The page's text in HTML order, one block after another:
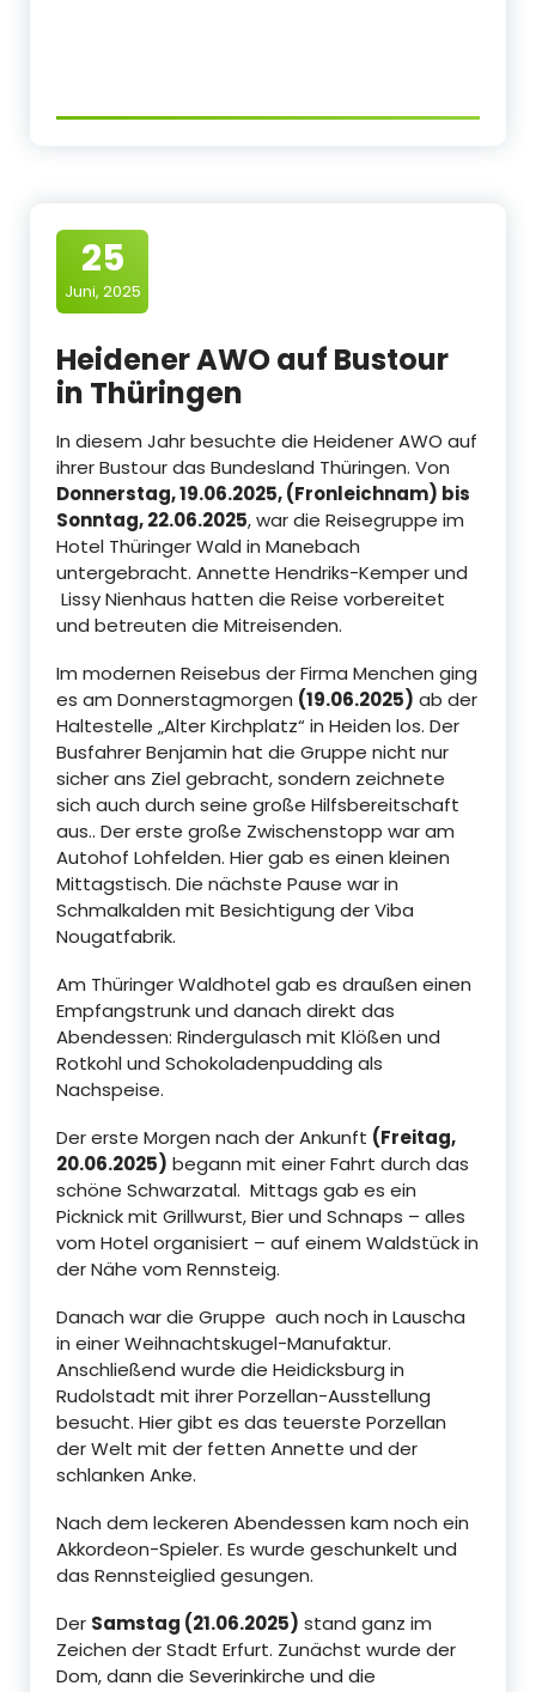
25
Juni, 2025
Heidener AWO auf Bustour
in Thüringen
In diesem Jahr besuchte die Heidener AWO auf
ihrer Bustour das Bundesland Thüringen. Von
Donnerstag, 19.06.2025, (Fronleichnam) bis
Sonntag, 22.06.2025, war die Reisegruppe im
Hotel Thüringer Wald in Manebach
untergebracht. Annette Hendriks-Kemper und
Lissy Nienhaus hatten die Reise vorbereitet
und betreuten die Mitreisenden.
Im modernen Reisebus der Firma Menchen ging
es am Donnerstagmorgen (19.06.2025) ab der
Haltestelle „Alter Kirchplatz“ in Heiden los. Der
Busfahrer Benjamin hat die Gruppe nicht nur
sicher ans Ziel gebracht, sondern zeichnete
sich auch durch seine große Hilfsbereitschaft
aus.. Der erste große Zwischenstopp war am
Autohof Lohfelden. Hier gab es einen kleinen
Mittagstisch. Die nächste Pause war in
Schmalkalden mit Besichtigung der Viba
Nougatfabrik.
Am Thüringer Waldhotel gab es draußen einen
Empfangstrunk und danach direkt das
Abendessen: Rindergulasch mit Klößen und
Rotkohl und Schokoladenpudding als
Nachspeise.
Der erste Morgen nach der Ankunft (Freitag,
20.06.2025) begann mit einer Fahrt durch das
schöne Schwarzatal. Mittags gab es ein
Picknick mit Grillwurst, Bier und Schnaps – alles
vom Hotel organisiert – auf einem Waldstück in
der Nähe vom Rennsteig.
Danach war die Gruppe auch noch in Lauscha
in einer Weihnachtskugel-Manufaktur.
Anschließend wurde die Heidicksburg in
Rudolstadt mit ihrer Porzellan-Ausstellung
besucht. Hier gibt es das teuerste Porzellan
der Welt mit der fetten Annette und der
schlanken Anke.
Nach dem leckeren Abendessen kam noch ein
Akkordeon-Spieler. Es wurde geschunkelt und
das Rennsteiglied gesungen.
Der Samstag (21.06.2025) stand ganz im
Zeichen der Stadt Erfurt. Zunächst wurde der
Dom, dann die Severinkirche und die